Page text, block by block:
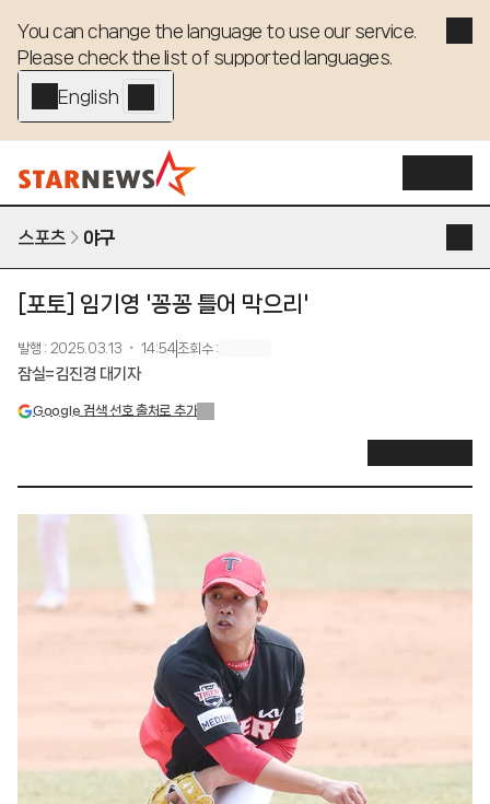
You can change the language to use our service.
Please check the list of supported languages.
English - EN
스포츠 야구
[포토] 임기영 '꽁꽁 틀어 막으리'
발행 : 2025.03.13 ・ 14:54조회수:
잠실=김진경 대기자
Google 검색 선호 출처로 추가